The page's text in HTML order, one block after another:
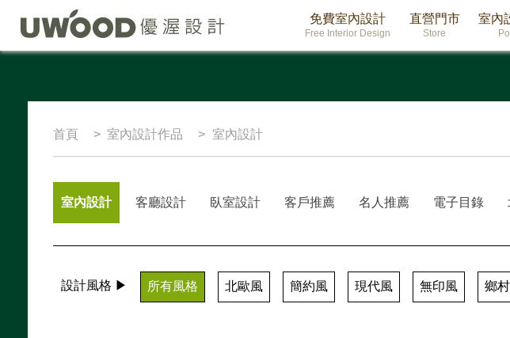
免費室內設計
Free Interior Design
直營門市
Store
室內
首頁 室內設計作品 室內設計
室內設計 客廳設計 臥室設計 客戶推薦 名人推薦 電子目錄
設計風格 ▶ 所有風格 北歐風 簡約風 現代風 無印風 鄉